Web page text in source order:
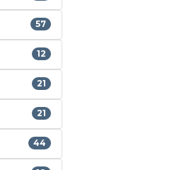
57
12
21
21
44